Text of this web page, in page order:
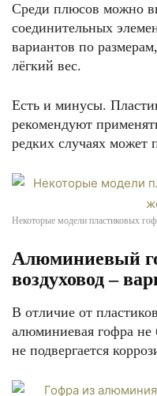
Среди плюсов можно
соединительных
вариантов по
лёгкий вес.
Есть и минусы.
рекомендуют
редких случаях может
Некоторые модели пластиковых
Алюминиевый
воздуховод –
В отличие от
алюминиевая гофра не
не подвергается